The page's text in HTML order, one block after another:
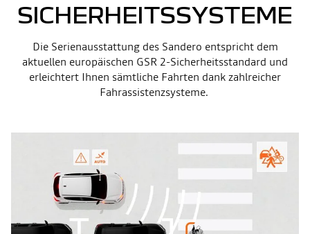
SICHERHEITSSYSTEME
Die Serienausstattung des Sandero entspricht dem
aktuellen europäischen GSR 2-Sicherheitsstandard und
erleichtert Ihnen sämtliche Fahrten dank zahlreicher
Fahrassistenzsysteme.